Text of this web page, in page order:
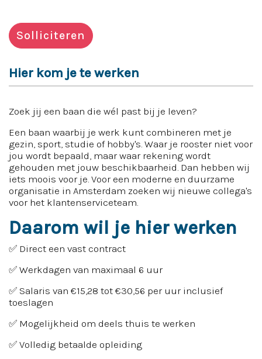
Solliciteren
Hier kom je te werken
Zoek jij een baan die wél past bij je leven?
Een baan waarbij je werk kunt combineren met je
gezin, sport, studie of hobby's. Waar je rooster niet voor
jou wordt bepaald, maar waar rekening wordt
gehouden met jouw beschikbaarheid. Dan hebben wij
iets moois voor je. Voor een moderne en duurzame
organisatie in Amsterdam zoeken wij nieuwe collega's
voor het klantenserviceteam.
Daarom wil je hier werken
✅ Direct een vast contract
✅ Werkdagen van maximaal 6 uur
✅ Salaris van €15,28 tot €30,56 per uur inclusief
toeslagen
✅ Mogelijkheid om deels thuis te werken
✅ Volledig betaalde opleiding